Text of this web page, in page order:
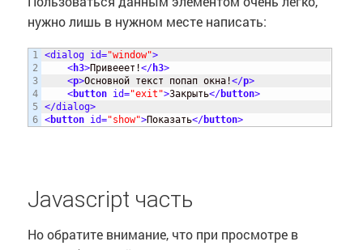
нужно лишь в нужном месте написать:
1
2
3
4
5
<dialog id="window">
<h3>Привееет!</h3>
<p>Основной текст попап окна!</p>
<button id="exit">Закрыть</button>
</dialog>
<button id="show">Показать</button>
Javascript часть
Но обратите внимание, что при просмотре в